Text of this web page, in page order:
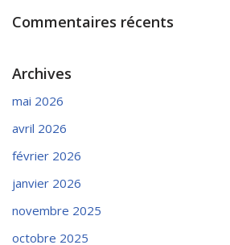
Commentaires récents
Archives
mai 2026
avril 2026
février 2026
janvier 2026
novembre 2025
octobre 2025